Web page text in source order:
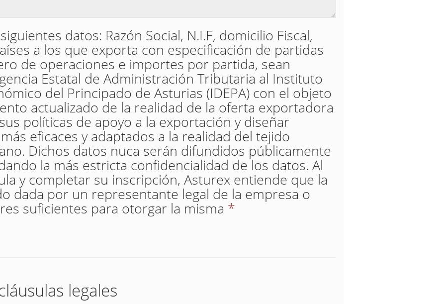
datos: Razón Social, N.I.F, domicilio Fiscal,
a los que exporta con especificación de partidas
de operaciones e importes por partida, sean
Estatal de Administración Tributaria al Instituto
del Principado de Asturias (IDEPA) con el objeto
actualizado de la realidad de la oferta exportadora
políticas de apoyo a la exportación y diseñar
eficaces y adaptados a la realidad del tejido
Dichos datos nuca serán difundidos públicamente
la más estricta confidencialidad de los datos. Al
y completar su inscripción, Asturex entiende que la
dada por un representante legal de la empresa o
suficientes para otorgar la misma *
legales